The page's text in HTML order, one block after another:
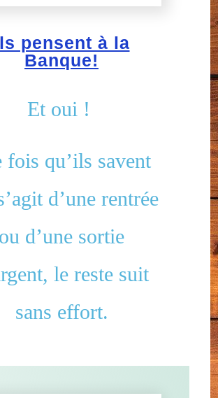
pensent à la
Banque!
Et oui !
fois qu’ils savent
d’une rentrée
ou d’une sortie
le reste suit
sans effort.